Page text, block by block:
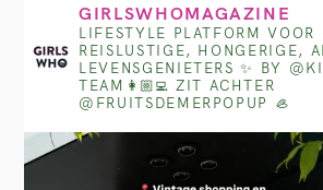
GIRLSWHOMAGAZINE
LIFESTYLE PLATFORM
REISLUSTIGE, HONGERIGE,
LEVENSGENIETERS ✨
BY
TEAM👩🏼‍💻 ZIT ACHTER
@FRUITSDEMERPOPUP 🦪